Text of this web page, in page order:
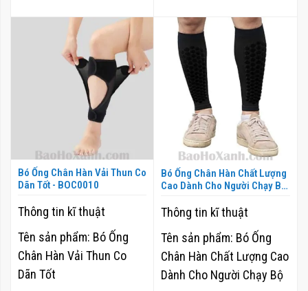
Bó Ống Chân Hàn Vải Thun Co
Dãn Tốt - BOC0010
Thông tin kĩ thuật
Tên sản phẩm: Bó Ống
Chân Hàn Vải Thun Co
Dãn Tốt
Bó Ống Chân Hàn Chất Lượng
Cao Dành Cho Người Chạy Bộ
Thông tin kĩ thuật
Tên sản phẩm: Bó Ống
Chân Hàn Chất Lượng Cao
Dành Cho Người Chạy Bộ